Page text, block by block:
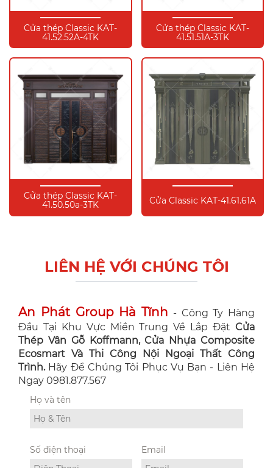
Cửa thép Classic KAT-
41.52.52A-4TK
Cửa thép Classic KAT-
41.51.51A-3TK
Cửa thép Classic KAT-
41.50.50a-3TK
Cửa Classic KAT-41.61.61A
LIÊN HỆ VỚI CHÚNG TÔI
An Phát Group Hà Tĩnh - Công Ty Hàng
Đầu Tại Khu Vực Miền Trung Về Lắp Đặt Cửa
Thép Vân Gỗ Koffmann, Cửa Nhựa Composite
Ecosmart Và Thi Công Nội Ngoại Thất Công
Trình. Hãy Để Chúng Tôi Phục Vụ Bạn - Liên Hệ
Ngay 0981.877.567
Họ và tên
Số điện thoại Email